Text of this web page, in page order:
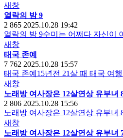
새창
열락의 밤 9
2 865 2025.10.28 19:42
열락의 밤 9수미는 어쩌다 자신이
새창
태국 존예
7 762 2025.10.28 15:57
태국 존예15년전 21살 때 태국 여
새창
노래방 여사장은 12살연상 유부녀
2 806 2025.10.28 15:56
노래방 여사장은 12살연상 유부
새창
노래방 여사장은 12살연상 유부녀